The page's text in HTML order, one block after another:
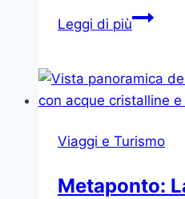
Leggi di piùViaggiare
Scoprire
Percorsi
Sicuri
Viaggi e Turismo
Metaponto: